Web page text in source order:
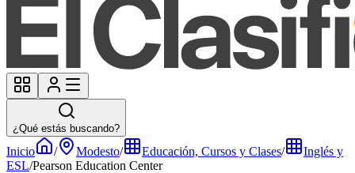
¿Qué estás buscando?
Inicio / Modesto/ Educación, Cursos y Clases/
Inglés y
ESL/Pearson Education Center